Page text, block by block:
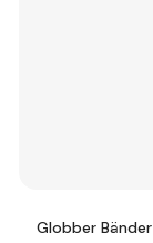
Globber Bänder